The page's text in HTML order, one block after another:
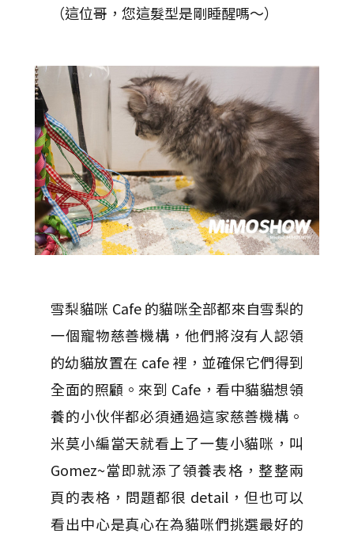
（這位哥，您這髮型是剛睡醒嗎～）
雪梨貓咪 Cafe 的貓咪全部都來自雪梨的
一個寵物慈善機構，他們將沒有人認領
的幼貓放置在 cafe 裡，並確保它們得到
全面的照顧。來到 Cafe，看中貓貓想領
養的小伙伴都必須通過這家慈善機構。
米莫小編當天就看上了一隻小貓咪，叫
Gomez~當即就添了領養表格，整整兩
頁的表格，問題都很 detail，但也可以
看出中心是真心在為貓咪們挑選最好的